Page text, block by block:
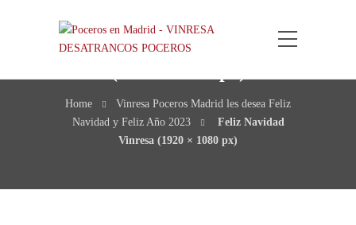
Feliz Navidad Vinresa
Home
Vinresa Poceros Madrid les desea Feliz
Navidad y Feliz Año 2023
Feliz Navidad
Vinresa (1920 × 1080 px)